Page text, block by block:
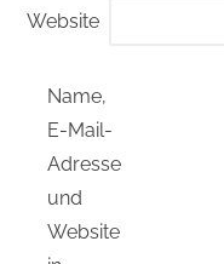
Website
Name,
E-Mail-
Adresse
und
Website